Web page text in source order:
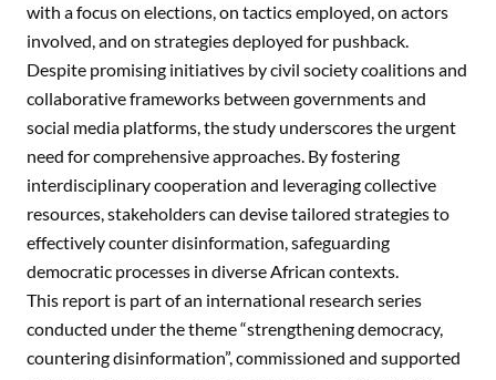
with a focus on elections, on tactics employed, on actors
involved, and on strategies deployed for pushback.
Despite promising initiatives by civil society coalitions and
collaborative frameworks between governments and
social media platforms, the study underscores the urgent
need for comprehensive approaches. By fostering
interdisciplinary cooperation and leveraging collective
resources, stakeholders can devise tailored strategies to
effectively counter disinformation, safeguarding
democratic processes in diverse African contexts.
This report is part of an international research series
conducted under the theme “strengthening democracy,
countering disinformation”, commissioned and supported